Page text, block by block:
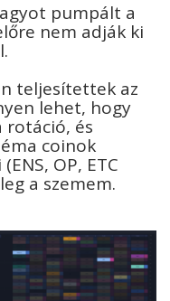
pumpált a
nem adják ki
teljesítettek az
lehet, hogy
rotáció, és
coinok
OP, ETC
a szemem.